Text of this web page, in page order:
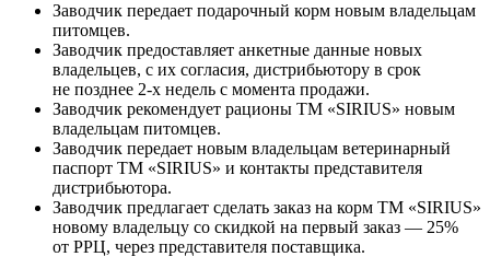
Заводчик передает подарочный корм новым владельцам
питомцев.
Заводчик предоставляет анкетные данные новых
владельцев, с их согласия, дистрибьютору в срок
не позднее 2-х недель с момента продажи.
Заводчик рекомендует рационы ТМ «SIRIUS» новым
владельцам питомцев.
Заводчик передает новым владельцам ветеринарный
паспорт ТМ «SIRIUS» и контакты представителя
дистрибьютора.
Заводчик предлагает сделать заказ на корм ТМ «SIRIUS»
новому владельцу со скидкой на первый заказ — 25%
от РРЦ, через представителя поставщика.